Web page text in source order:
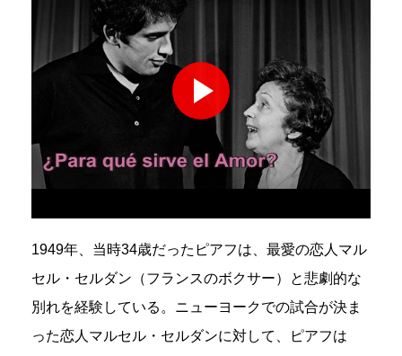
1949年、当時34歳だったピアフは、最愛の恋人マル
セル・セルダン（フランスのボクサー）と悲劇的な
別れを経験している。ニューヨークでの試合が決ま
った恋人マルセル・セルダンに対して、ピアフは